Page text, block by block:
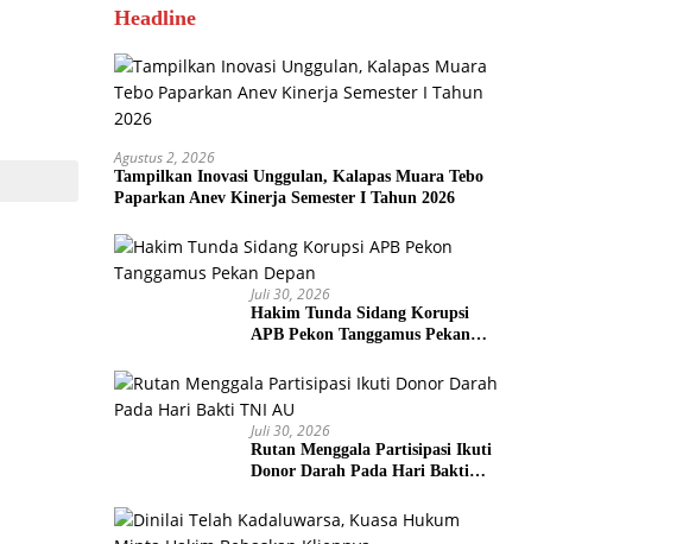
Headline
Agustus 2, 2026
Tampilkan Inovasi Unggulan, Kalapas Muara Tebo
Paparkan Anev Kinerja Semester I Tahun 2026
Juli 30, 2026
Hakim Tunda Sidang Korupsi
APB Pekon Tanggamus Pekan
Juli 30, 2026
Rutan Menggala Partisipasi Ikuti
Donor Darah Pada Hari Bakti